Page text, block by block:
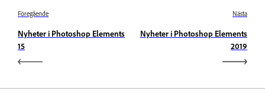
Föregående
Nyheter i Photoshop Elements
15
Nästa
Nyheter i Photoshop Elements
2019